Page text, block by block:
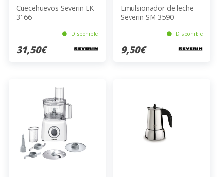
Cuecehuevos Severin EK
3166
Disponible
31,50€
Emulsionador de leche
Severin SM 3590
Disponible
9,50€